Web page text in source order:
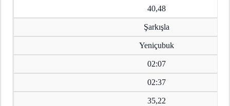
40,48
Şarkışla
Yeniçubuk
02:07
02:37
35,22